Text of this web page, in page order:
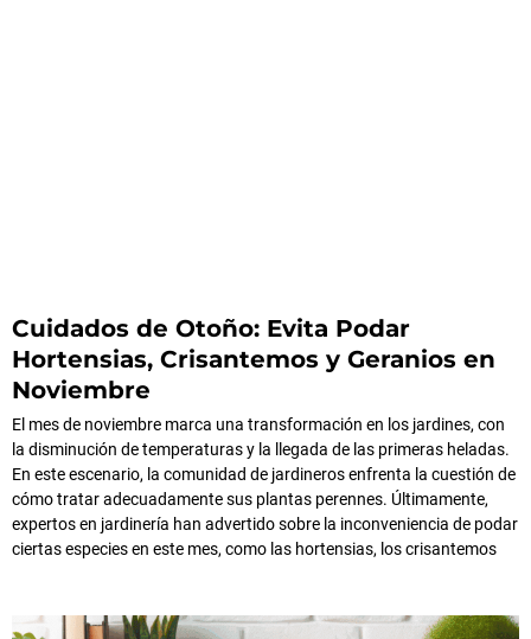
Cuidados de Otoño: Evita Podar
Hortensias, Crisantemos y Geranios en
Noviembre
El mes de noviembre marca una transformación en los jardines, con
la disminución de temperaturas y la llegada de las primeras heladas.
En este escenario, la comunidad de jardineros enfrenta la cuestión de
cómo tratar adecuadamente sus plantas perennes. Últimamente,
expertos en jardinería han advertido sobre la inconveniencia de podar
ciertas especies en este mes, como las hortensias, los crisantemos